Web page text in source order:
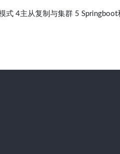
式 4主从复制与集群 5 Springboot